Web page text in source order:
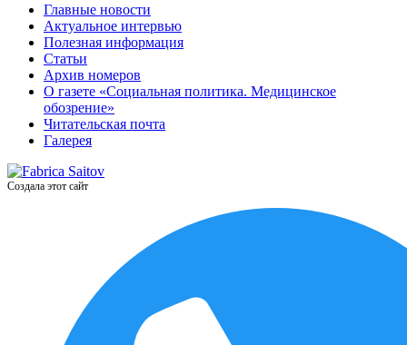
Главные новости
Актуальное интервью
Полезная информация
Статьи
Архив номеров
О газете «Социальная политика. Медицинское
обозрение»
Читательская почта
Галерея
Создала этот сайт